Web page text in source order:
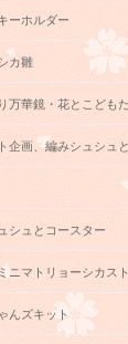
ーホルダー
カ雛
万華鏡・花とこどもた
企画、編みシュシュ
シュとコースター
ニマトリョーシカス
んズキット